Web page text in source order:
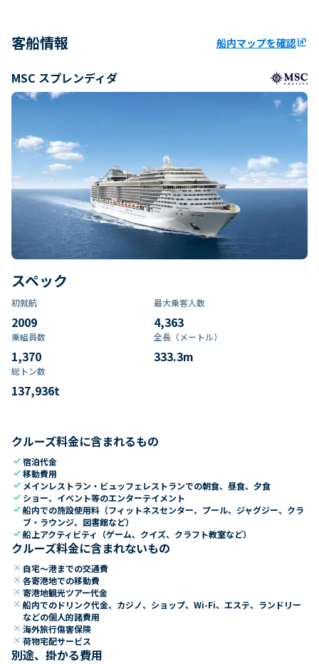
客船情報 船内マップを確認ungroup
MSC スプレンディダ
スペック
初就航
2009
最大乗客人数
4,363
乗組員数​
1,370
全長（メートル）
333.3m
総トン数​
137,936t
クルーズ料金に含まれるもの
check宿泊代金
check移動費用
check メインレストラン・ビュッフェレストランでの朝食、昼食、夕食
check ショー、イベント等のエンターテイメント
check船内での施設使用料（フィットネスセンター、プール、ジャグジー、クラ
ブ・ラウンジ、図書館など）
check船上アクティビティ（ゲーム、クイズ、クラフト教室など）
クルーズ料金に含まれないもの
close 自宅～港までの交通費
close 各寄港地での移動費
close 寄港地観光ツアー代金
close 船内でのドリンク代金、カジノ、ショップ、Wi-Fi、エステ、ランドリー
などの個人的諸費用
close 海外旅行傷害保険
close 荷物宅配サービス
別途、掛かる費用